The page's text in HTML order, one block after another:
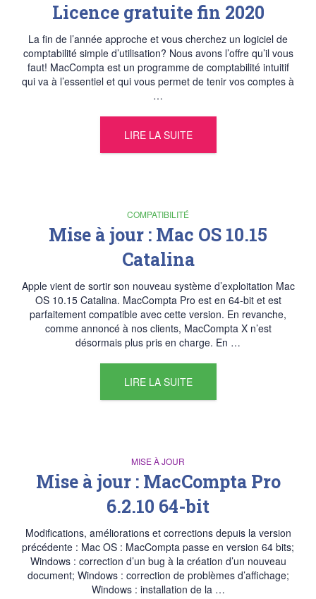
Licence gratuite fin 2020
La fin de l’année approche et vous cherchez un logiciel de
comptabilité simple d’utilisation? Nous avons l’offre qu’il vous
faut! MacCompta est un programme de comptabilité intuitif
qui va à l’essentiel et qui vous permet de tenir vos comptes à
…
LIRE LA SUITE
COMPATIBILITÉ
Mise à jour : Mac OS 10.15
Catalina
Apple vient de sortir son nouveau système d’exploitation Mac
OS 10.15 Catalina. MacCompta Pro est en 64-bit et est
parfaitement compatible avec cette version. En revanche,
comme annoncé à nos clients, MacCompta X n’est
désormais plus pris en charge. En …
LIRE LA SUITE
MISE À JOUR
Mise à jour : MacCompta Pro
6.2.10 64-bit
Modifications, améliorations et corrections depuis la version
précédente : Mac OS : MacCompta passe en version 64 bits;
Windows : correction d’un bug à la création d’un nouveau
document; Windows : correction de problèmes d’affichage;
Windows : installation de la …